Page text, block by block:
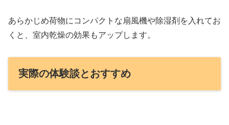
あらかじめ荷物にコンパクトな扇風機や除湿剤を入れてお
くと、室内乾燥の効果もアップします。
実際の体験談とおすすめ